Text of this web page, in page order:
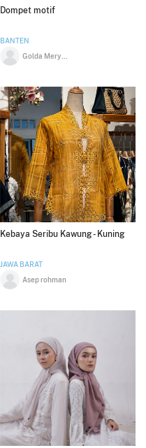
Dompet motif
BANTEN
Kebaya Seribu Kawung - Kuning
JAWA BARAT
Asep rohman